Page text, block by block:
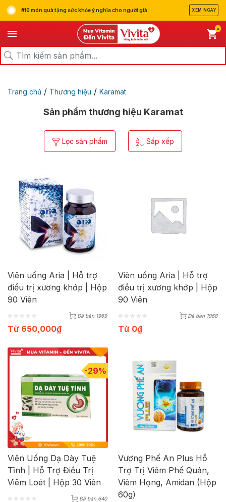
#10 món quà tặng sức khỏe ý nghĩa cho người già XEM NGAY
0
Trang chủ / Thương hiệu / Karamat
Sản phẩm thương hiệu Karamat
Lọc sản phẩm Sắp xếp
Viên uống Aria | Hỗ trợ
điều trị xương khớp | Hộp
90 Viên
Đã bán 1969
Từ 650,000₫
Viên uống Aria | Hỗ trợ
điều trị xương khớp | Hộp
90 Viên
Đã bán 1968
Từ 0₫
-29%
Viên Uống Dạ Dày Tuệ
Tĩnh | Hỗ Trợ Điều Trị
Viêm Loét | Hộp 30 Viên
Đã bán 640
Vương Phế An Plus Hỗ
Trợ Trị Viêm Phế Quản,
Viêm Họng, Amidan (Hộp
60g)